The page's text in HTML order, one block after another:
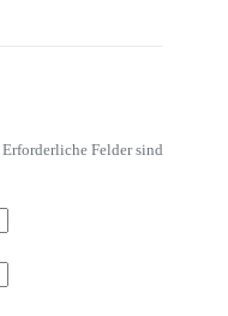
Erforderliche Felder sind